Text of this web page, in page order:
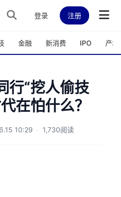
登录 注册
金融 新消费 IPO 产城
行“挖人偷技
在怕什么？
10:29 · 1,730阅读